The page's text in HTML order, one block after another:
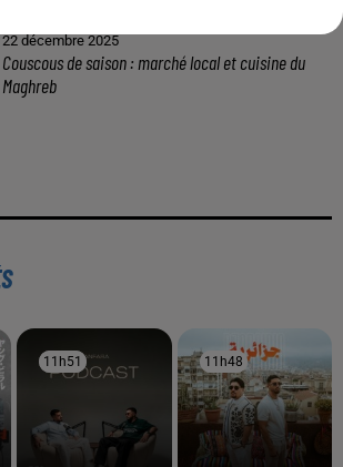
16 mai 2024
Baya: La Muse Algérienne Qui a Charmé le Monde